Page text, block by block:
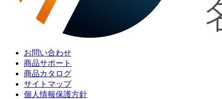
お問い合わせ
商品サポート
商品カタログ
サイトマップ
個人情報保護方針